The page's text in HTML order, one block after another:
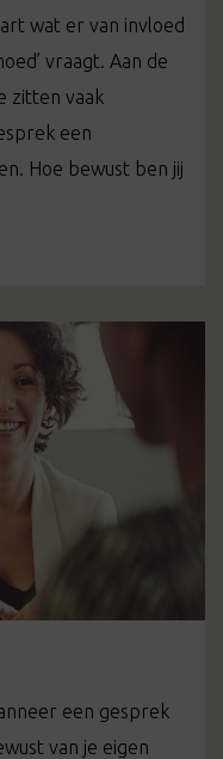
wat er van invloed
vraagt. Aan de
zitten vaak
een
Hoe bewust ben jij
een gesprek
van je eigen